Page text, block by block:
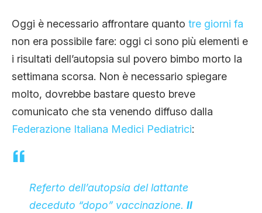
TRUFFE E SOCIAL NETWORK
CLIMA ED ENERGIA
CONTATTI
CHI SIAMO
Oggi è necessario affrontare quanto tre giorni fa
non era possibile fare: oggi ci sono più elementi e
i risultati dell’autopsia sul povero bimbo morto la
settimana scorsa. Non è necessario spiegare
molto, dovrebbe bastare questo breve
comunicato che sta venendo diffuso dalla
Federazione Italiana Medici Pediatrici:
Referto dell’autopsia del lattante
deceduto “dopo” vaccinazione. Il